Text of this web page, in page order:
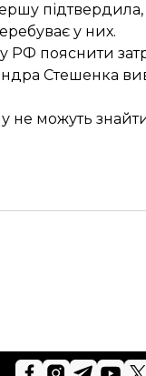
підтвердила,
у них.
у РФ пояснити
Стешенка
не можуть